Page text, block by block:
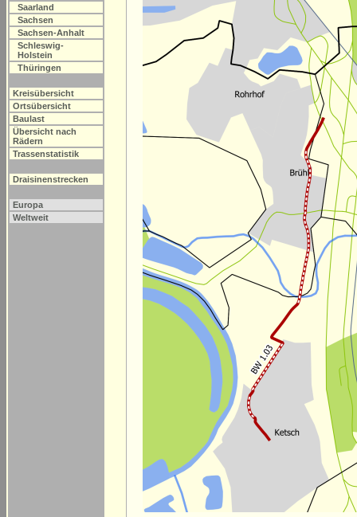
Saarland
Sachsen
Sachsen-Anhalt
Schleswig-
Holstein
Thüringen
Kreisübersicht
Ortsübersicht
Baulast
Übersicht nach
Rädern
Trassenstatistik
Draisinenstrecken
Europa
Weltweit